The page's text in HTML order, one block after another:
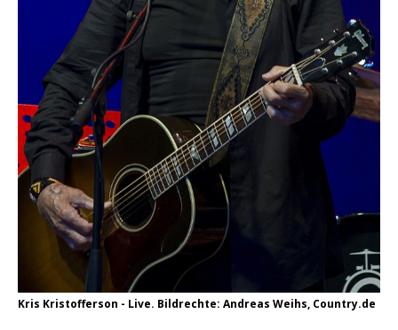
Kris Kristofferson - Live. Bildrechte: Andreas Weihs, Country.de